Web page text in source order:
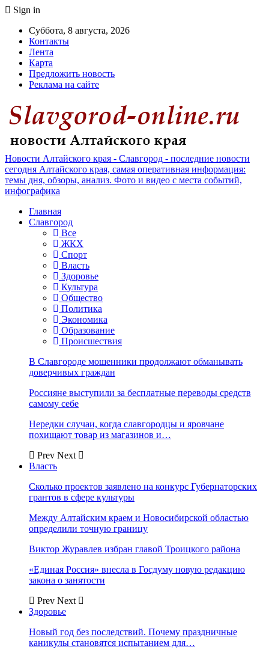
Sign in
Суббота, 8 августа, 2026
Контакты
Лента
Карта
Предложить новость
Реклама на сайте
Новости Алтайского края - Славгород - последние новости
сегодня Алтайского края, самая оперативная информация:
темы дня, обзоры, анализ. Фото и видео с места событий,
инфографика
Главная
Славгород
Все
ЖКХ
Спорт
Власть
Здоровье
Культура
Общество
Политика
Экономика
Образование
Происшествия
В Славгороде мошенники продолжают обманывать
доверчивых граждан
Россияне выступили за бесплатные переводы средств
самому себе
Нередки случаи, когда славгородцы и яровчане
похищают товар из магазинов и…
Prev Next
Власть
Сколько проектов заявлено на конкурс Губернаторских
грантов в сфере культуры
Между Алтайским краем и Новосибирской областью
определили точную границу
Виктор Журавлев избран главой Троицкого района
«Единая Россия» внесла в Госдуму новую редакцию
закона о занятости
Prev Next
Здоровье
Новый год без последствий. Почему праздничные
каникулы становятся испытанием для…